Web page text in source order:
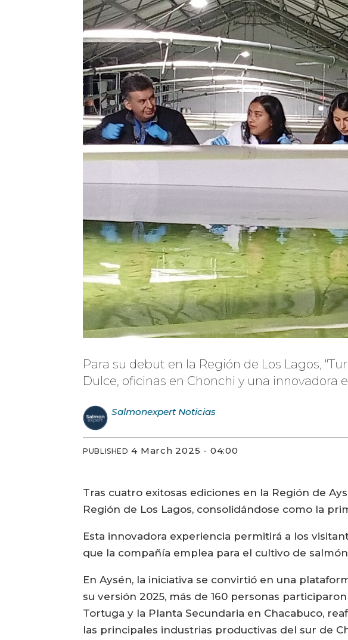
Para su debut en la Región de Los Lagos,
Dulce, oficinas en Chonchi y una innovadora
Salmonexpert Noticias
PUBLISHED 4 March 2025 - 04:00
Tras cuatro exitosas ediciones en la Región de
Región de Los Lagos, consolidándose como la
Esta innovadora experiencia permitirá a los
que la compañía emplea para el cultivo de
En Aysén, la iniciativa se convirtió en una
su versión 2025, más de 160 personas
Tortuga y la Planta Secundaria en Chacabuco,
las principales industrias productivas del sur de